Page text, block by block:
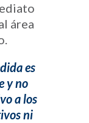
área
es
y no
a los
ni